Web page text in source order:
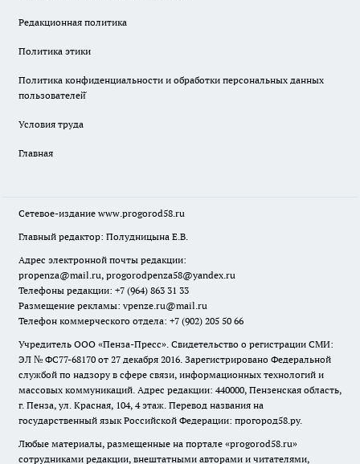
Редакционная политика
Политика этики
Политика конфиденциальности и обработки персональных данных
пользователей̆
Условия труда
Главная
Сетевое-издание www.progorod58.ru
Главный редактор: Полудницына Е.В.
Адрес электронной почты редакции:
propenza@mail.ru, progorodpenza58@yandex.ru
Телефоны редакции: +7 (964) 863 31 33
Размещение рекламы: vpenze.ru@mail.ru
Телефон коммерческого отдела: +7 (902) 205 50 66
Учредитель ООО «Пенза-Пресс». Свидетельство о регистрации СМИ:
ЭЛ № ФС77-68170 от 27 декабря 2016. Зарегистрировано Федеральной
службой по надзору в сфере связи, информационных технологий и
массовых коммуникаций. Адрес редакции: 440000, Пензенская область,
г. Пенза, ул. Красная, 104, 4 этаж. Перевод названия на
государственный язык Российской Федерации: прогород58.ру.
Любые материалы, размещенные на портале «progorod58.ru»
сотрудниками редакции, внештатными авторами и читателями,